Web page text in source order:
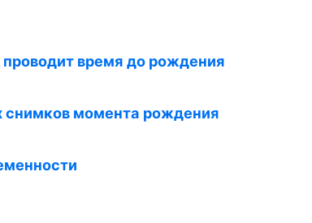
время до рождения
снимков момента рождения